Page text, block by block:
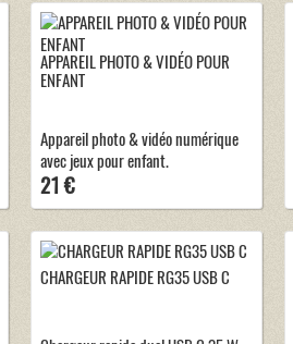
APPAREIL PHOTO & VIDÉO POUR
ENFANT
Appareil photo & vidéo numérique
avec jeux pour enfant.
21 €
CHARGEUR RAPIDE RG35 USB C